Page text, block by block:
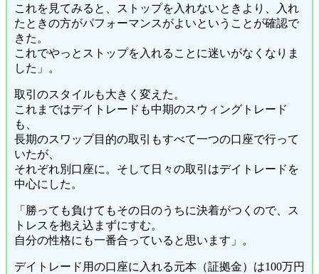
これを見てみると、ストップを入れないときより、入れ
たときの方がパフォーマンスがよいということが確認で
きた。
これでやっとストップを入れることに迷いがなくなりま
した」。
取引のスタイルも大きく変えた。
これまではデイトレードも中期のスウィングトレード
も、
長期のスワップ目的の取引もすべて一つの口座で行って
いたが、
それぞれ別口座に。そして日々の取引はデイトレードを
中心にした。
「勝っても負けてもその日のうちに決着がつくので、ス
トレスを抱え込まずにすむ。
自分の性格にも一番合っていると思います」。
デイトレード用の口座に入れる元本（証拠金）は100万円